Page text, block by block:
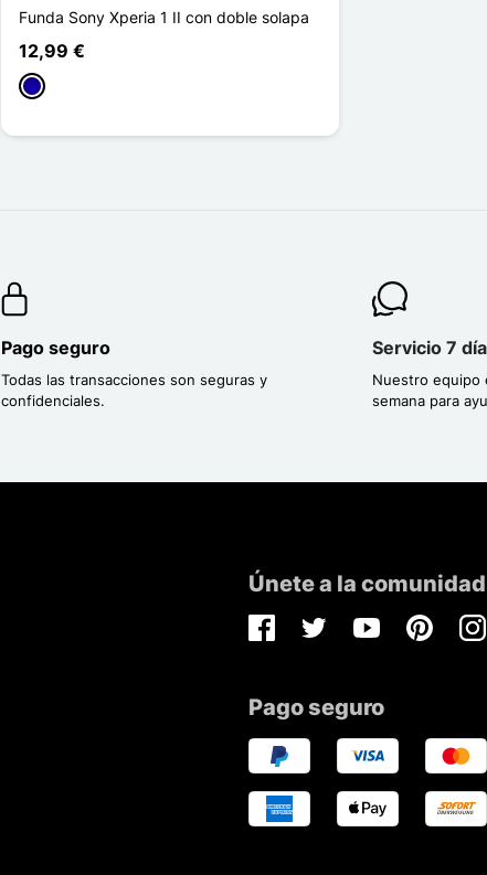
Funda Sony Xperia 1 II con doble solapa
12,99 €
Azul oscuro
Pago seguro
Todas las transacciones son seguras y
confidenciales.
Servicio 7
Nuestro equipo
semana para
Únete a la comunidad
FacebookTwitterYoutubePinterest
Pago seguro